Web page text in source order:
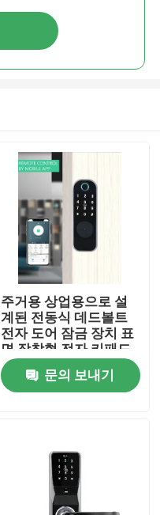
주거용 상업용으로 설
계된 전동식 데드볼트
전자 도어 잠금 장치 표
면 장착형 전자 키패드
입력 시스템
문의 보내기